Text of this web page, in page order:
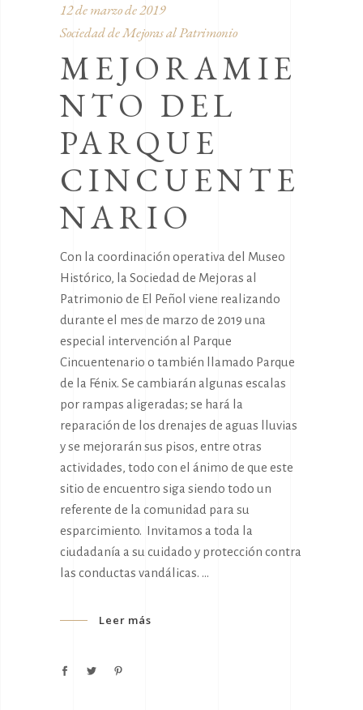
12 de marzo de 2019
Sociedad de Mejoras al Patrimonio
MEJORAMIE
NTO DEL
PARQUE
CINCUENTE
NARIO
Con la coordinación operativa del Museo
Histórico, la Sociedad de Mejoras al
Patrimonio de El Peñol viene realizando
durante el mes de marzo de 2019 una
especial intervención al Parque
Cincuentenario o también llamado Parque
de la Fénix. Se cambiarán algunas escalas
por rampas aligeradas; se hará la
reparación de los drenajes de aguas lluvias
y se mejorarán sus pisos, entre otras
actividades, todo con el ánimo de que este
sitio de encuentro siga siendo todo un
referente de la comunidad para su
esparcimiento. Invitamos a toda la
ciudadanía a su cuidado y protección contra
las conductas vandálicas.
Leer más